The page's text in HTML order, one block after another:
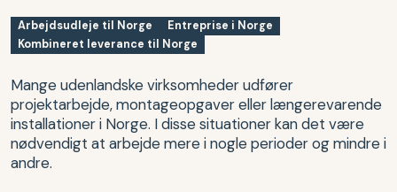
Arbejdsudleje til Norge
Entreprise i Norge
Kombineret leverance til Norge
Mange udenlandske virksomheder udfører
projektarbejde, montageopgaver eller længerevarende
installationer i Norge. I disse situationer kan det være
nødvendigt at arbejde mere i nogle perioder og mindre i
andre.